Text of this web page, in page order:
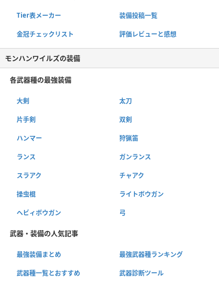
Tier表メーカー 装備投稿一覧
金冠チェックリスト 評価レビューと感想
モンハンワイルズの装備
各武器種の最強装備
大剣 太刀
片手剣 双剣
ハンマー 狩猟笛
ランス ガンランス
スラアク チャアク
操虫棍 ライトボウガン
ヘビィボウガン 弓
武器・装備の人気記事
最強装備まとめ 最強武器種ランキング
武器種一覧とおすすめ 武器診断ツール